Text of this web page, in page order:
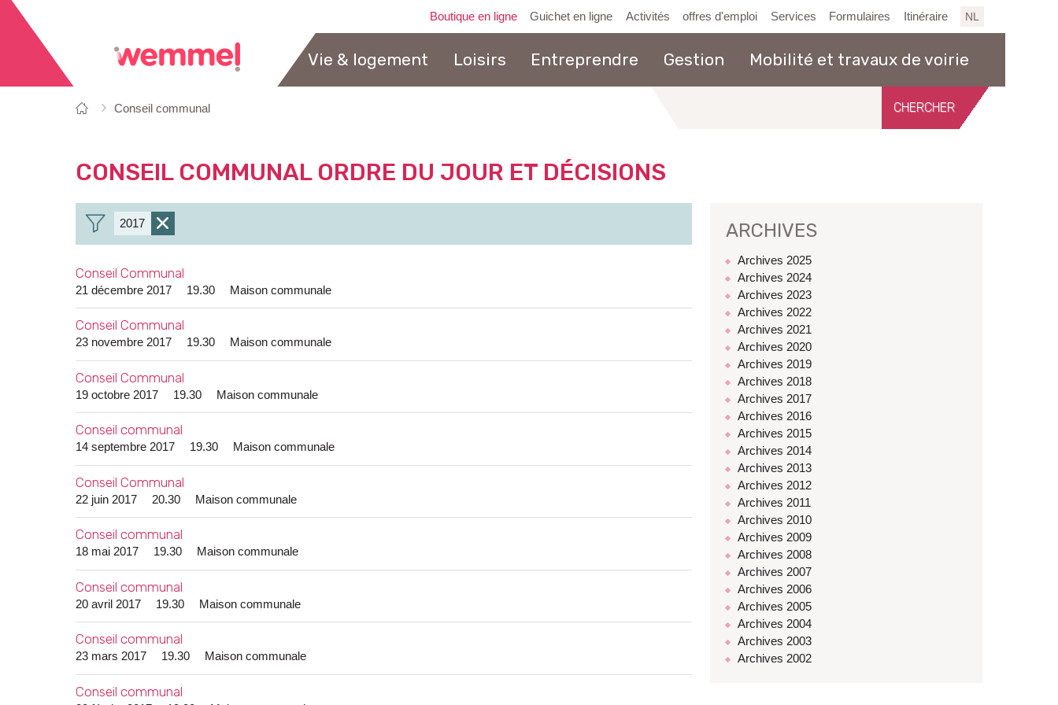
Boutique en ligne Guichet en ligne Activités offres d'emploi Services Formulaires Itinéraire NL
Vie & logement Loisirs Entreprendre Gestion Mobilité et travaux de voirie
êtes
Page
Conseil communal
CONSEIL COMMUNAL ORDRE DU JOUR ET DÉCISIONS
ARCHIVES
Archives 2025
Archives 2024
Archives 2023
Archives 2022
Archives 2021
Archives 2020
Archives 2019
Archives 2018
Archives 2017
Archives 2016
Archives 2015
Archives 2014
Archives 2013
Archives 2012
Archives 2011
Archives 2010
Archives 2009
Archives 2008
Archives 2007
Archives 2006
Archives 2005
Archives 2004
Archives 2003
Archives 2002
Enlever
filtre
2017
Conseil Communal
21 décembre 2017 19.30 Maison communale
Conseil Communal
23 novembre 2017 19.30 Maison communale
Conseil Communal
19 octobre 2017 19.30 Maison communale
Conseil communal
14 septembre 2017 19.30 Maison communale
Conseil Communal
22 juin 2017 20.30 Maison communale
Conseil communal
18 mai 2017 19.30 Maison communale
Conseil communal
20 avril 2017 19.30 Maison communale
Conseil communal
23 mars 2017 19.30 Maison communale
Conseil communal